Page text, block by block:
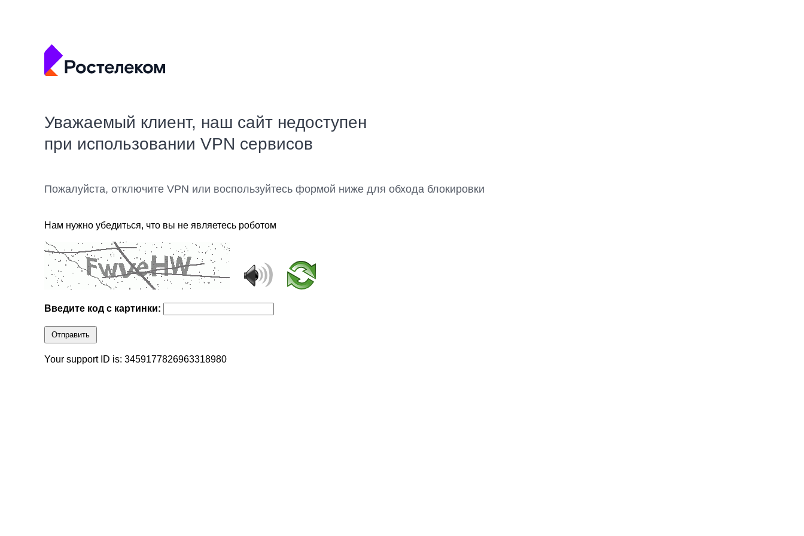
Уважаемый клиент, наш сайт недоступен
при использовании VPN сервисов
Пожалуйста, отключите VPN или воспользуйтесь формой ниже для обхода блокировки
Нам нужно убедиться, что вы не являетесь роботом
Введите код с картинки:
Отправить
Your support ID is: 3459177826963318980